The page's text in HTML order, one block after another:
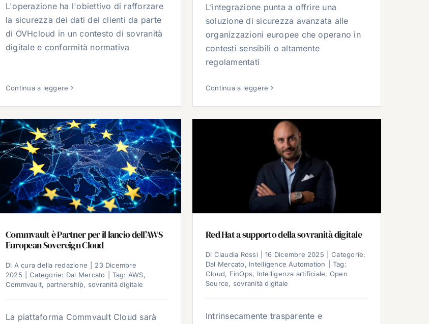
L'operazione ha l'obiettivo di rafforzare
la sicurezza dei dati dei clienti da parte
di OVHcloud in un contesto di sovranità
digitale e conformità normativa
Continua a leggere
L’integrazione punta a offrire una
soluzione di sicurezza avanzata alle
organizzazioni europee che operano in
contesti sensibili o altamente
regolamentati
Continua a leggere
Commvault è Partner per il lancio dell’AWS
European Sovereign Cloud
Di A cura della redazione
23 Dicembre
2025
Categorie: Dal Mercato Tag: AWS,
Commvault, partnership, sovranità digitale
La piattaforma Commvault Cloud sarà
Red Hat a supporto della sovranità digitale
Di Claudia Rossi 16 Dicembre 2025
Categorie:
Dal Mercato, Intelligence Automation
Tag:
Cloud, FinOps, Intelligenza artificiale, Open
Source, sovranità digitale
Intrinsecamente trasparente e